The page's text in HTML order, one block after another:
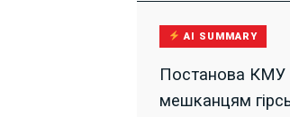
AI SUMMARY
Постанова КМУ
мешканцям